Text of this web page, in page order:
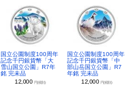
国立公園制度100周年
記念千円銀貨幣「大
雪山国立公園」R7年
銘 完未品
12,000 円(税別)
国立公園制度100周年
記念千円銀貨幣「中
部山岳国立公園」R7
年銘 完未品
12,000 円(税別)